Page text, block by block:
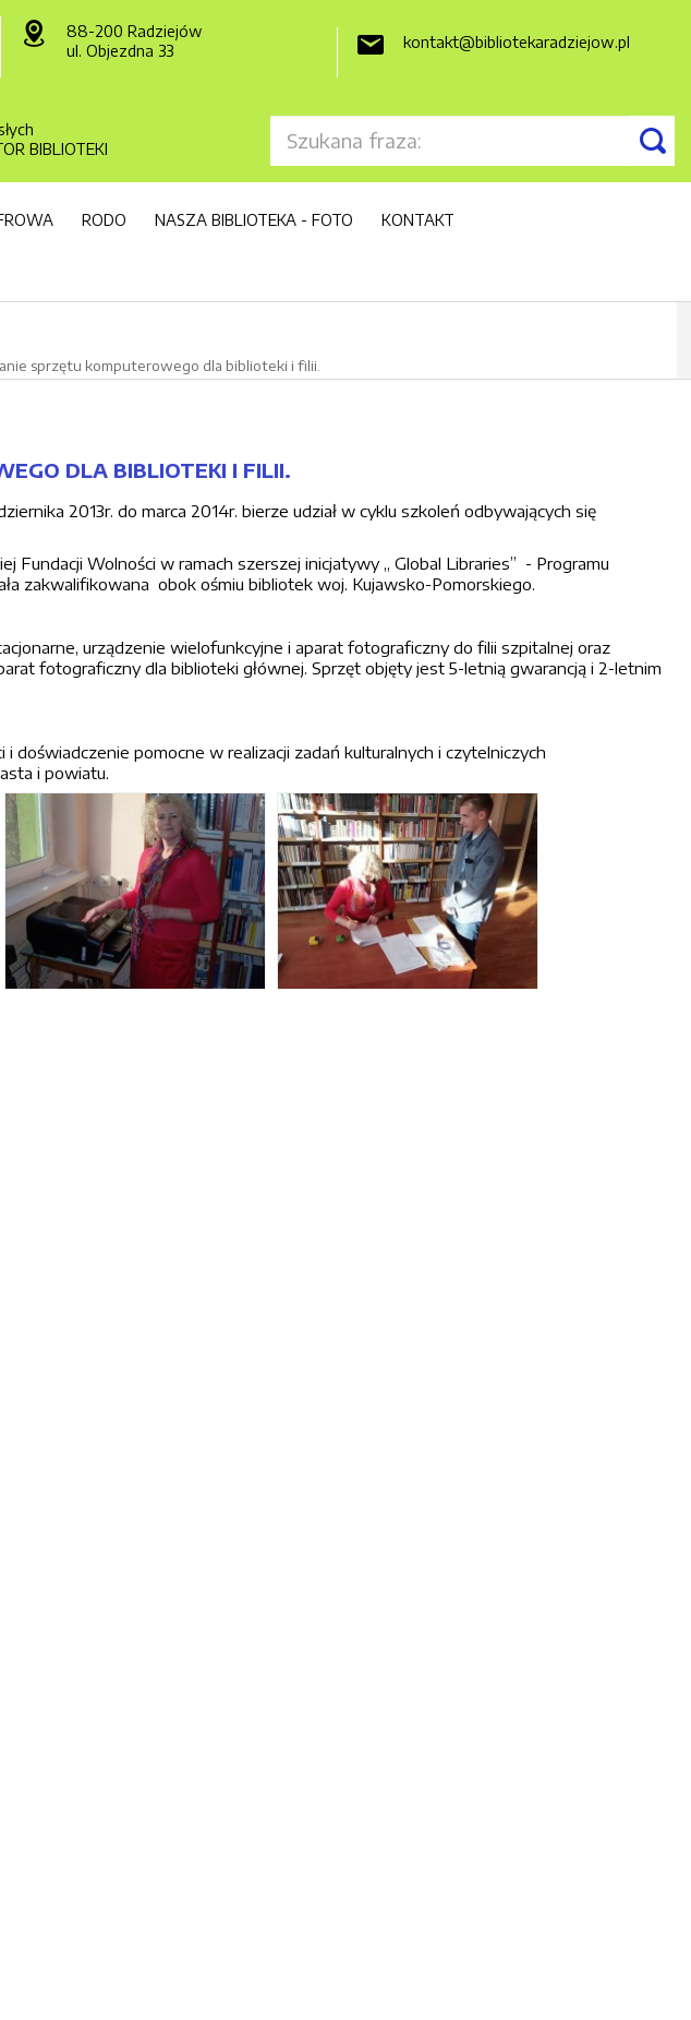
88-200 Radziejów
ul. Objezdna 33
kontakt@bibliotekaradziejow.pl
BIBLIOTEKI 
RODO NASZA BIBLIOTEKA - FOTO KONTAKT
sprzętu komputerowego dla biblioteki i filii.
DLA BIBLIOTEKI I FILII.
2013r. do marca 2014r. bierze udział w cyklu szkoleń odbywających się
Fundacji Wolności w ramach szerszej inicjatywy „ Global Libraries” - Programu
zakwalifikowana obok ośmiu bibliotek woj. Kujawsko-Pomorskiego.
urządzenie wielofunkcyjne i aparat fotograficzny do filii szpitalnej oraz
fotograficzny dla biblioteki głównej. Sprzęt objęty jest 5-letnią gwarancją i 2-letnim
doświadczenie pomocne w realizacji zadań kulturalnych i czytelniczych
i powiatu.